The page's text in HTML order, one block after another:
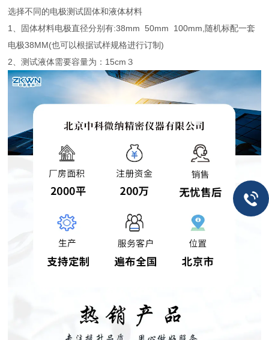
选择不同的电极测试固体和液体材料
1、固体材料电极直径分别有:38mm 50mm 100mm,随机标配一套
电极38MM(也可以根据试样规格进行订制)
2、测试液体需要容量为：15cm３